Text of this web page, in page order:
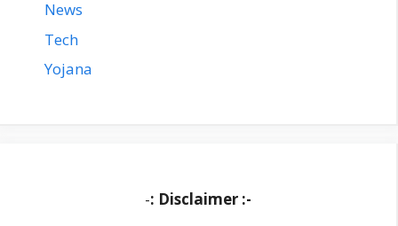
News
Tech
Yojana
-: Disclaimer :-